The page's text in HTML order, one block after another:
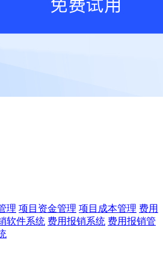
理 项目资金管理 项目成本管理 费用
软件系统 费用报销系统 费用报销管